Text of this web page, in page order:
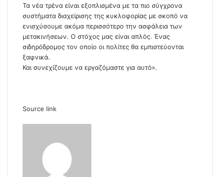
Τα νέα τρένα είναι εξοπλισμένα με τα πιο σύγχρονα
συστήματα διαχείρισης της κυκλοφορίας με σκοπό να
ενισχύσουμε ακόμα περισσότερο την ασφάλεια των
μετακινήσεων. Ο στόχος μας είναι απλός. Ένας
σιδηρόδρομος τον οποίο οι πολίτες θα εμπιστεύονται
ξαφνικά.
Και συνεχίζουμε να εργαζόμαστε για αυτό».
Source link